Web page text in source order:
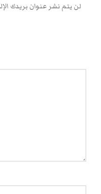
لن يتم نشر عنوان بريدك